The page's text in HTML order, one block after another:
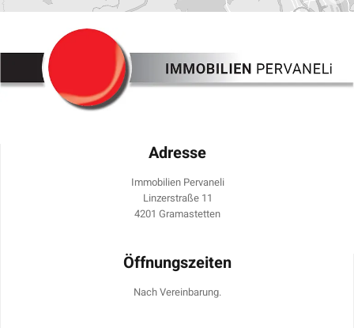
Adresse
Immobilien Pervaneli
Linzerstraße 11
4201 Gramastetten
Öffnungszeiten
Nach Vereinbarung.